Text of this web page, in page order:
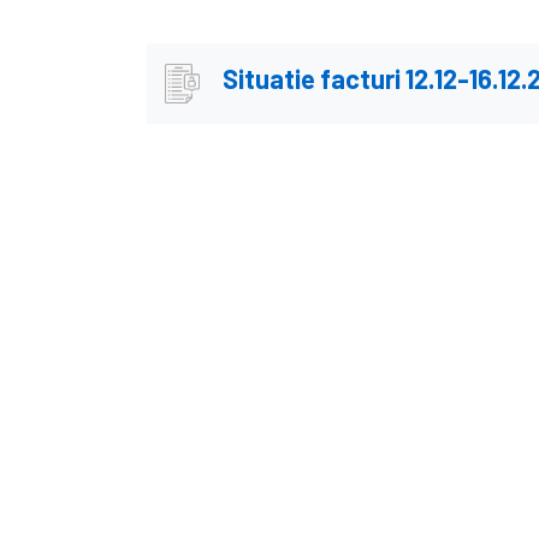
Situatie facturi 12.12-